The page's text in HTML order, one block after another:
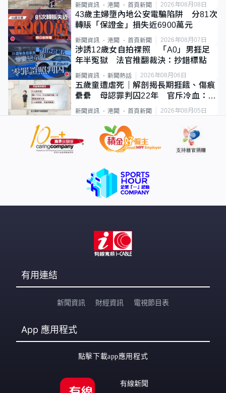
新聞資訊 港聞 首頁新聞 2026年08月08日
43歲主婦墮內地公安電騙陷阱 分81次
轉賬「保證金」損失近6900萬元
新聞資訊 港聞 首頁新聞 2026年08月07日
涉誘12歲女自拍祼照 「A0」男捱足
年半冤獄 法官推翻裁決：抄錯標點
新聞資訊 新聞熱話 2026年08月06日
五歲童遭虐死｜解剖揭長期捱餓、傷痕
纍纍 母認罪判囚22年 官斥冷血：同
類案最惡劣
新聞資訊 港聞 首頁新聞 2026年08月05日
有用連結
新聞資訊 財經資訊 電視節目表
App 應用程式
點擊下載app應用程式
有線新聞